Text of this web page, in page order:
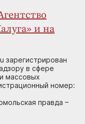
и на
зарегистрирован
в сфере
массовых
номер:
правда –